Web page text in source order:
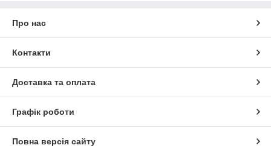
Про нас
Контакти
Доставка та оплата
Графік роботи
Повна версія сайту